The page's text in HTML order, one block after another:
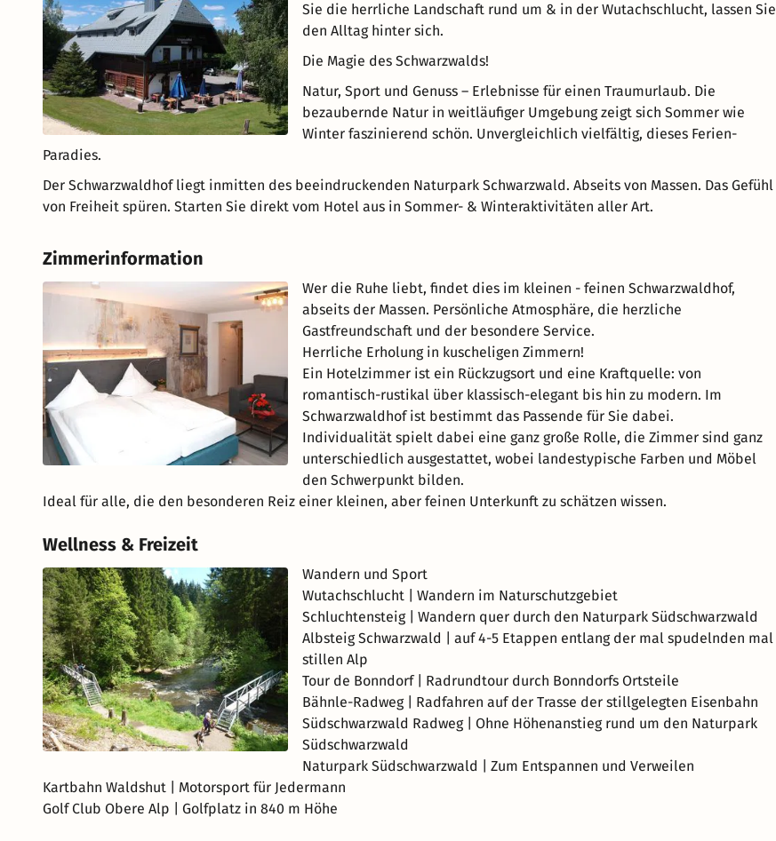
Sie die herrliche Landschaft rund um & in der Wutachschlucht, lassen Sie
den Alltag hinter sich.
Die Magie des Schwarzwalds!
Natur, Sport und Genuss – Erlebnisse für einen Traumurlaub. Die
bezaubernde Natur in weitläufiger Umgebung zeigt sich Sommer wie
Winter faszinierend schön. Unvergleichlich vielfältig, dieses Ferien-
Paradies.
Der Schwarzwaldhof liegt inmitten des beeindruckenden Naturpark Schwarzwald. Abseits von Massen. Das Gefühl
von Freiheit spüren. Starten Sie direkt vom Hotel aus in Sommer- & Winteraktivitäten aller Art.
Zimmerinformation
Wer die Ruhe liebt, findet dies im kleinen - feinen Schwarzwaldhof,
abseits der Massen. Persönliche Atmosphäre, die herzliche
Gastfreundschaft und der besondere Service.
Herrliche Erholung in kuscheligen Zimmern!
Ein Hotelzimmer ist ein Rückzugsort und eine Kraftquelle: von
romantisch-rustikal über klassisch-elegant bis hin zu modern. Im
Schwarzwaldhof ist bestimmt das Passende für Sie dabei.
Individualität spielt dabei eine ganz große Rolle, die Zimmer sind ganz
unterschiedlich ausgestattet, wobei landestypische Farben und Möbel
den Schwerpunkt bilden.
Ideal für alle, die den besonderen Reiz einer kleinen, aber feinen Unterkunft zu schätzen wissen.
Wellness & Freizeit
Wandern und Sport
Wutachschlucht | Wandern im Naturschutzgebiet
Schluchtensteig | Wandern quer durch den Naturpark Südschwarzwald
Albsteig Schwarzwald | auf 4-5 Etappen entlang der mal spudelnden mal
stillen Alp
Tour de Bonndorf | Radrundtour durch Bonndorfs Ortsteile
Bähnle-Radweg | Radfahren auf der Trasse der stillgelegten Eisenbahn
Südschwarzwald Radweg | Ohne Höhenanstieg rund um den Naturpark
Südschwarzwald
Naturpark Südschwarzwald | Zum Entspannen und Verweilen
Kartbahn Waldshut | Motorsport für Jedermann
Golf Club Obere Alp | Golfplatz in 840 m Höhe